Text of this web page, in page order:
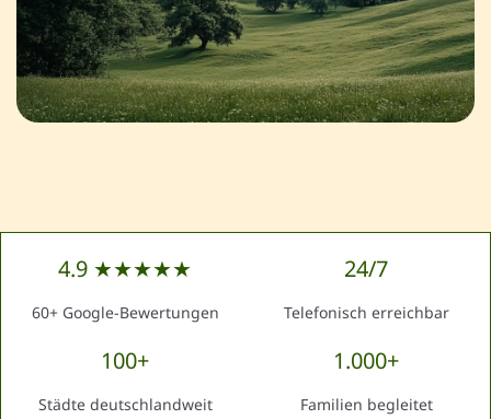
4.9 ★★★★★
60+ Google-Bewertungen
24/7
Telefonisch erreichbar
100+
Städte deutschlandweit
1.000+
Familien begleitet